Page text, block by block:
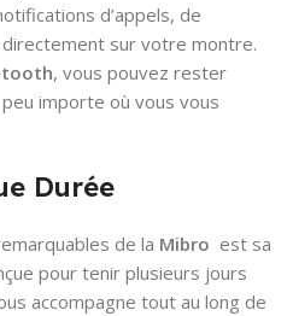
d’appels, de
sur votre montre.
, vous pouvez rester
importe où vous vous
Durée
de la Mibro est sa
pour tenir plusieurs jours
accompagne tout au long de